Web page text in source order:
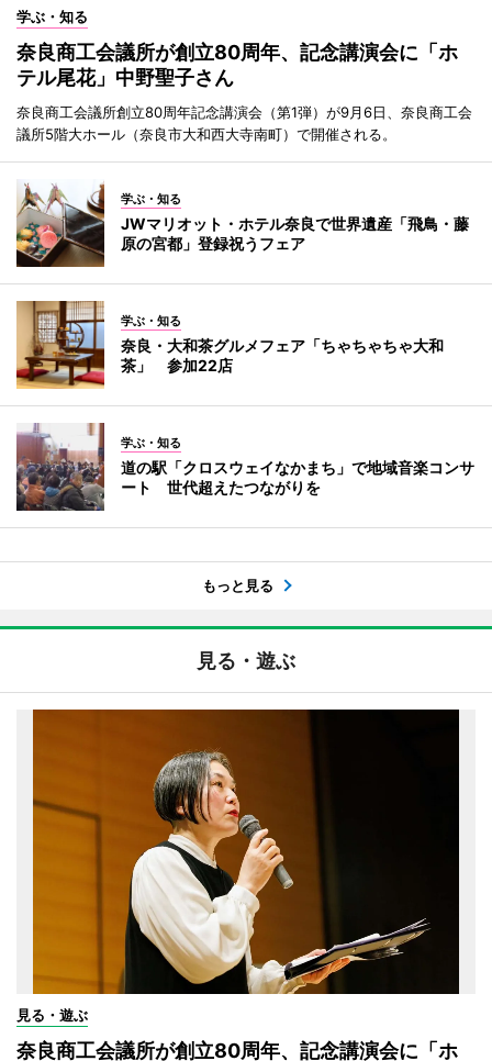
学ぶ・知る
奈良商工会議所が創立80周年、記念講演会に「ホ
テル尾花」中野聖子さん
奈良商工会議所創立80周年記念講演会（第1弾）が9月6日、奈良商工会
議所5階大ホール（奈良市大和西大寺南町）で開催される。
学ぶ・知る
JWマリオット・ホテル奈良で世界遺産「飛鳥・藤
原の宮都」登録祝うフェア
学ぶ・知る
奈良・大和茶グルメフェア「ちゃちゃちゃ大和
茶」 参加22店
学ぶ・知る
道の駅「クロスウェイなかまち」で地域音楽コンサ
ート 世代超えたつながりを
もっと見る
見る・遊ぶ
見る・遊ぶ
奈良商工会議所が創立80周年、記念講演会に「ホ